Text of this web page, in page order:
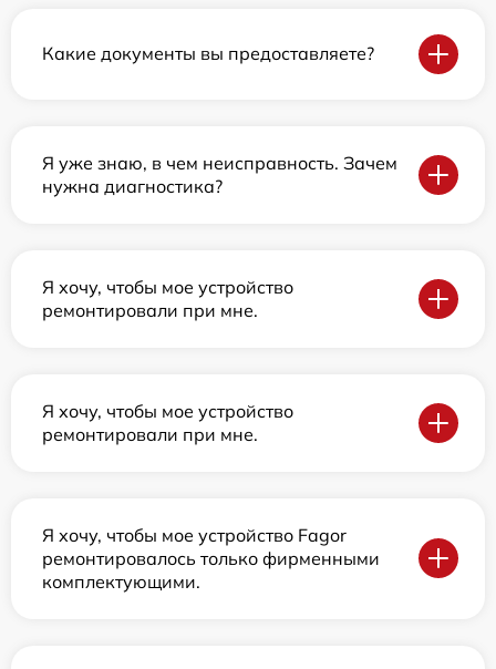
Какие документы вы предоставляете?
Я уже знаю, в чем неисправность. Зачем
нужна диагностика?
Я хочу, чтобы мое устройство
ремонтировали при мне.
Я хочу, чтобы мое устройство
ремонтировали при мне.
Я хочу, чтобы мое устройство Fagor
ремонтировалось только фирменными
комплектующими.